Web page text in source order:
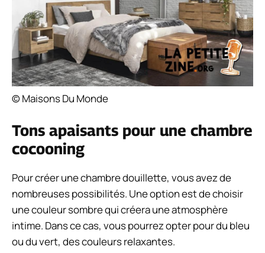
© Maisons Du Monde
Tons apaisants pour une chambre
cocooning
Pour créer une chambre douillette, vous avez de
nombreuses possibilités. Une option est de choisir
une couleur sombre qui créera une atmosphère
intime. Dans ce cas, vous pourrez opter pour du bleu
ou du vert, des couleurs relaxantes.